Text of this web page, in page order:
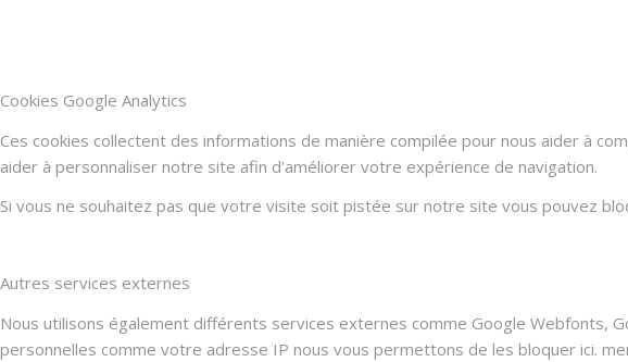
Cookies Google Analytics
Ces cookies collectent des informations de manière compilée pour nous aider à
aider à personnaliser notre site afin d’améliorer votre expérience de navigation.
Si vous ne souhaitez pas que votre visite soit pistée sur notre site vous pouvez
Autres services externes
Nous utilisons également différents services externes comme Google Webfonts,
personnelles comme votre adresse IP nous vous permettons de les bloquer ici.